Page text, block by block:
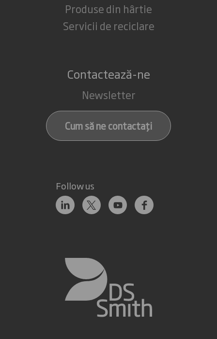
Produse din hârtie
Servicii de reciclare
Contactează-ne
Newsletter
Cum să ne contactați
Follow us